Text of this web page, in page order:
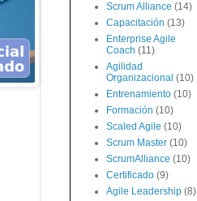
Scrum Alliance (14)
Capacitación (13)
Enterprise Agile
Coach (11)
Agilidad
Organizacional (10)
Entrenamiento (10)
Formación (10)
Scaled Agile (10)
Scrum Master (10)
ScrumAlliance (10)
Certificado (9)
Agile Leadership (8)